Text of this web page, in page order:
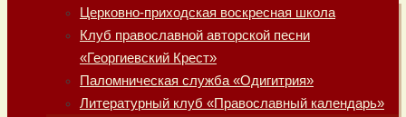
Церковно-приходская воскресная школа
Клуб православной авторской песни
«Георгиевский Крест»
Паломническая служба «Одигитрия»
Литературный клуб «Православный календарь»